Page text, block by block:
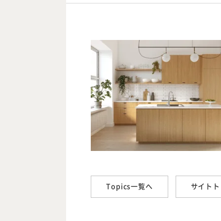
Topics一覧へ サイト